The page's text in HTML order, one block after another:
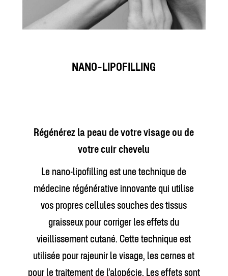
NANO-LIPOFILLING
Régénérez la peau de votre visage ou de
votre cuir chevelu
Le nano-lipofilling est une technique de
médecine régénérative innovante qui utilise
vos propres cellules souches des tissus
graisseux pour corriger les effets du
vieillissement cutané. Cette technique est
utilisée pour rajeunir le visage, les cernes et
pour le traitement de l’alopécie. Les effets sont